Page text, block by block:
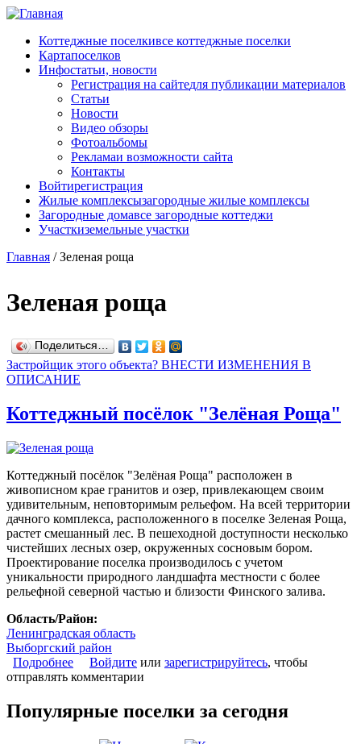
Перейти к основному содержанию
Коттеджные поселкивсе коттеджные поселки
Картапоселков
Инфостатьи, новости
Регистрация на сайтедля публикации материалов
Статьи
Новости
Видео обзоры
Фотоальбомы
Рекламаи возможности сайта
Контакты
Войтирегистрация
Жилые комплексызагородные жилые комплексы
Загородные домавсе загородные коттеджи
Участкиземельные участки
Главная /Зеленая роща
Зеленая роща
Поделиться…
Застройщик этого объекта? ВНЕСТИ ИЗМЕНЕНИЯ В
ОПИСАНИЕ
Коттеджный посёлок "Зелёная Роща"
Коттеджный посёлок "Зелёная Роща" расположен в
живописном крае гранитов и озер, привлекающем своим
удивительным, неповторимым рельефом. На всей территории
дачного комплекса, расположенного в поселке Зеленая Роща,
растет смешанный лес. В пешеходной доступности несколько
чистейших лесных озер, окруженных сосновым бором.
Проектирование поселка производилось с учетом
уникальности природного ландшафта местности с более
рельефной северной частью и близости Финского залива.
Область/Район:
Ленинградская область
Выборгский район
Подробнее о Коттеджный посёлок "Зелёная Роща"
Войдите или зарегистрируйтесь, чтобы
отправлять комментарии
Популярные поселки за сегодня